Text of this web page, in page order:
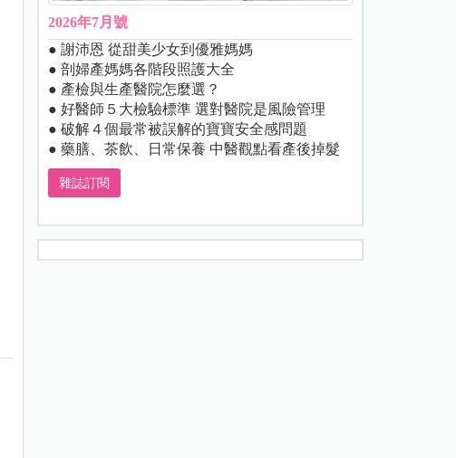
2026年7月號
● 謝沛恩 從甜美少女到優雅媽媽
● 剖婦產媽媽各階段照護大全
● 產檢與生產醫院怎麼選？
● 好醫師５大檢驗標準 選對醫院是風險管理
● 破解４個最常被誤解的寶寶安全感問題
● 藥膳、茶飲、日常保養 中醫觀點看產後掉髮
雜誌訂閱